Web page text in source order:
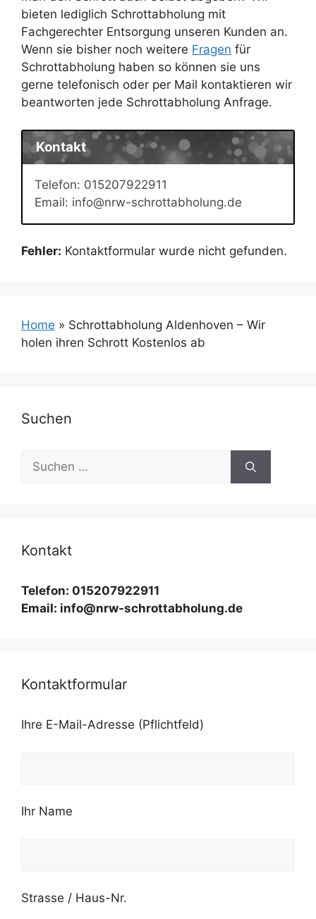
bieten lediglich Schrottabholung mit
Fachgerechter Entsorgung unseren Kunden an.
Wenn sie bisher noch weitere Fragen für
Schrottabholung haben so können sie uns
gerne telefonisch oder per Mail kontaktieren wir
beantworten jede Schrottabholung Anfrage.
Kontakt
Telefon: 015207922911
Email: info@nrw-schrottabholung.de
Fehler: Kontaktformular wurde nicht gefunden.
Home » Schrottabholung Aldenhoven – Wir
holen ihren Schrott Kostenlos ab
Suchen
Suchen
nach:
Kontakt
Telefon: 015207922911
Email: info@nrw-schrottabholung.de
Kontaktformular
Ihre E-Mail-Adresse (Pflichtfeld)
Ihr Name
Strasse / Haus-Nr.